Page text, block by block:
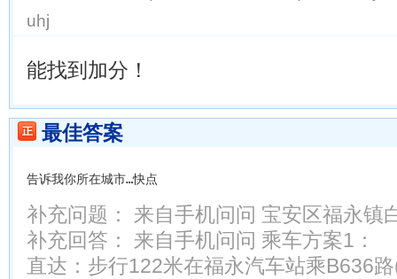
uhj
能找到加分！
最佳答案
告诉我你所在城市…快点
补充问题： 来自手机问问 宝安区福永镇
补充回答： 来自手机问问 乘车方案1：
直达：步行122米在福永汽车站乘B636